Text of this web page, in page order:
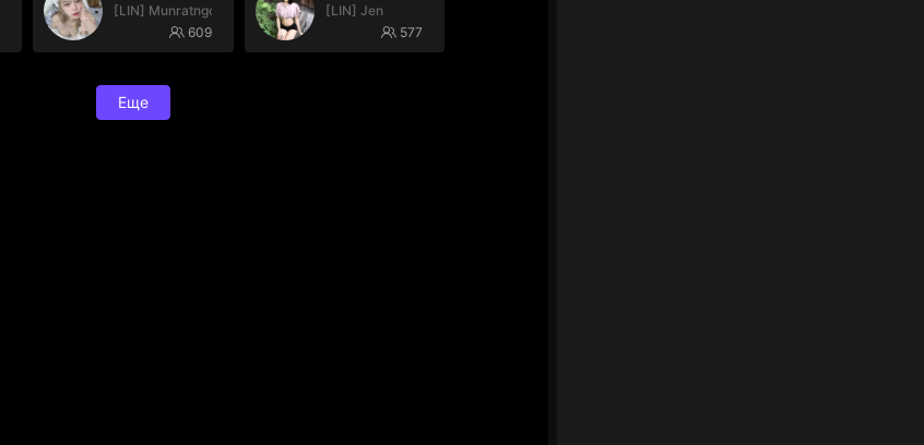
[LIN] Munratngoan
609
[LIN] Jen
577
Еще